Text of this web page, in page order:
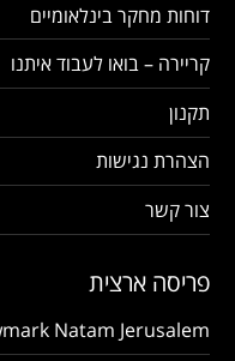
דוחות מחקר בינלאומיים
קריירה – בואו לעבוד איתנו
תקנון
הצהרת נגישות
צור קשר
פריסה ארצית
Natam Jerusalem